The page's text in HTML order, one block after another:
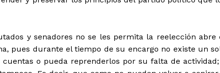
y senadores no se les permita la reelección abre
pues durante el tiempo de su encargo no existe un
o pueda reprenderlos por su falta de